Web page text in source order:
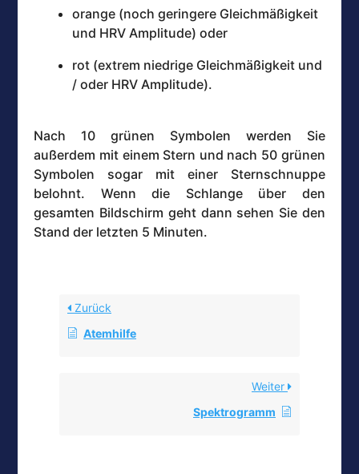
orange (noch geringere Gleichmäßigkeit
und HRV Amplitude) oder
rot (extrem niedrige Gleichmäßigkeit und
/ oder HRV Amplitude).
Nach 10 grünen Symbolen werden Sie
außerdem mit einem Stern und nach 50 grünen
Symbolen sogar mit einer Sternschnuppe
belohnt. Wenn die Schlange über den
gesamten Bildschirm geht dann sehen Sie den
Stand der letzten 5 Minuten.
Zurück
Atemhilfe
Weiter
Spektrogramm